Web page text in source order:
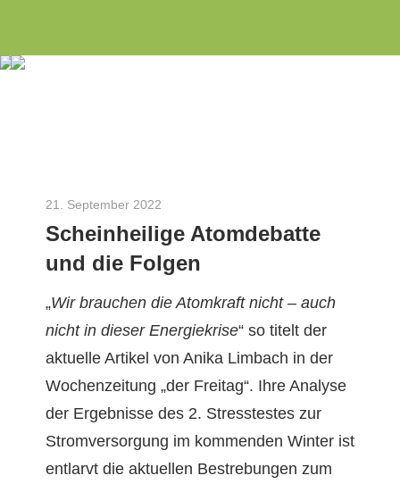
springen
als
Aachener
Bürgerinitiative
Energie-
und
Umweltthemen
21. September 2022
Scheinheilige Atomdebatte
und die Folgen
„Wir brauchen die Atom­kraft nicht – auch
nicht in dieser Energiekrise“ so titelt der
aktuelle Artikel von Ani­ka Lim­bach in der
Wochen­zeitung „der Fre­itag“. Ihre Analyse
der Ergeb­nisse des 2. Stresstestes zur
Stromver­sorgung im kom­menden Win­ter ist
ent­larvt die aktuellen Bestre­bun­gen zum